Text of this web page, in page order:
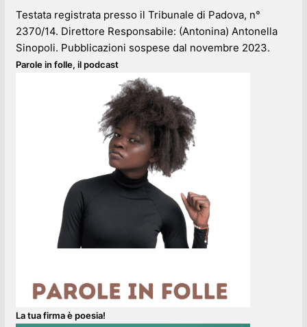
Testata registrata presso il Tribunale di Padova, n°
2370/14. Direttore Responsabile: (Antonina) Antonella
Sinopoli. Pubblicazioni sospese dal novembre 2023.
Parole in folle, il podcast
La tua firma è poesia!